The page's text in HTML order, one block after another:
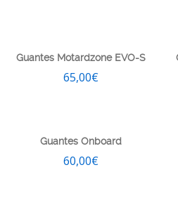
Guantes Motardzone EVO-S
65,00€
Guantes Onboard
60,00€